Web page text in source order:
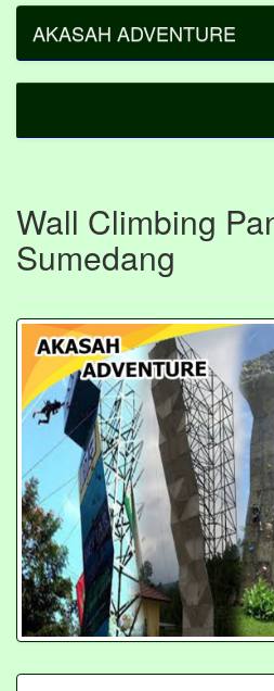
AKASAH ADVENTURE
Wall Climbing
Sumedang